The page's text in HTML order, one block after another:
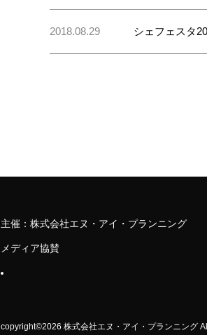
2018.08.29 シェフェスタ
主催：株式会社エヌ・アイ・プランニング
メディア協賛
copyright©2026 株式会社エヌ・アイ・プランニング